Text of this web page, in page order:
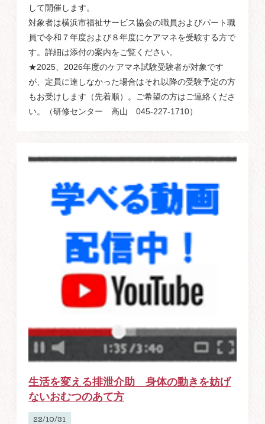
して開催します。
対象者は横浜市福祉サービス協会の職員およびパート職
員で令和７年度および８年度にケアマネを受験する方で
す。詳細は添付の案内をご覧ください。
★2025、2026年度のケアマネ試験受験者が対象です
が、定員に達しなかった場合はそれ以降の受験予定の方
もお受けします（先着順）。ご希望の方はご連絡くださ
い。（研修センター 高山 045-227-1710）
生活を変える排泄介助 身体の動きを妨げ
ないおむつのあて方
22/10/31